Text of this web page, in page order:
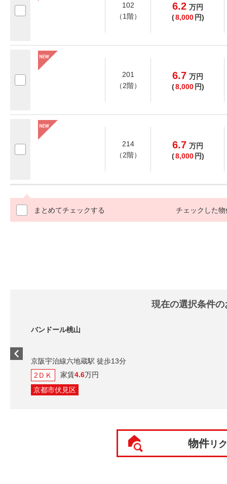
102
（1階）
6.2 万円
(8,000 円)
201
（2階）
6.7 万円
(8,000 円)
214
（2階）
6.7 万円
(8,000 円)
まとめてチェックする チェックした物
現在の選択条件
バンドール桃山
京阪宇治線六地蔵駅 徒歩13分
2ＤＫ
家賃4.6万円
京都市伏見区
物件リ